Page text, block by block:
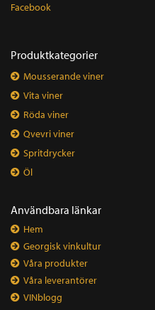
Facebook
Produktkategorier
Mousserande viner
Vita viner
Röda viner
Qvevri viner
Spritdrycker
Öl
Användbara länkar
Hem
Georgisk vinkultur
Våra produkter
Våra leverantörer
VINblogg